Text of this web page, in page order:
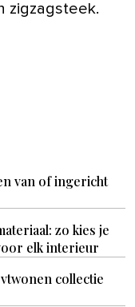
zigzagsteek.
van of ingericht
zo kies je
elk interieur
collectie